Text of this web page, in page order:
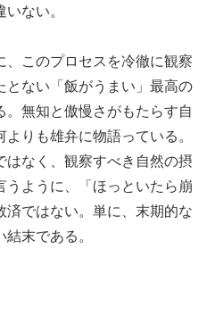
ない。
、このプロセスを冷徹に観察
とない「飯がうまい」最高の
無知と傲慢さがもたらす自
りも雄弁に物語っている。
なく、観察すべき自然の摂
ように、「ほっといたら崩
ではない。単に、末期的な
末である。